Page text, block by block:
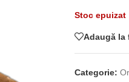
Stoc epuizat
Adaugă la
Categorie: